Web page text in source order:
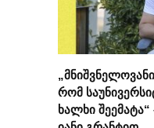
რომ
ხალხი შეემატა“